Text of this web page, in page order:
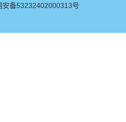
安备53232402000313号